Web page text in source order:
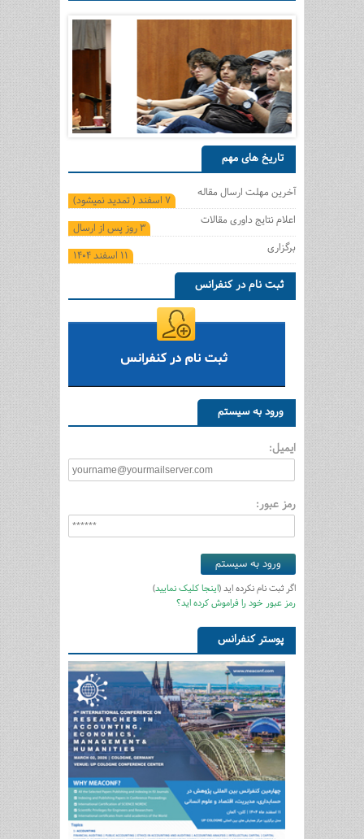
تاریخ های مهم
آخرین مهلت ارسال مقاله
7 اسفند ( تمدید نمیشود)
اعلام نتایج داوری مقالات
3 روز پس از ارسال
برگزاری
11 اسفند 1404
ثبت نام در کنفرانس
ورود به سیستم
ایمیل:
رمز عبور:
اگر ثبت نام نکرده اید (اینجا کلیک نمایید)
رمز عبور خود را فراموش کرده اید؟
پوستر کنفرانس